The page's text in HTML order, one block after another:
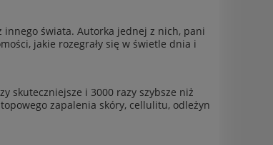
innego świata. Autorka jed­nej z nich, pani
jakie roze­grały się w świ­etle dnia i
skuteczniejsze i 3000 razy szyb­sze niż
zapale­nia skóry, cel­lulitu, odleżyn